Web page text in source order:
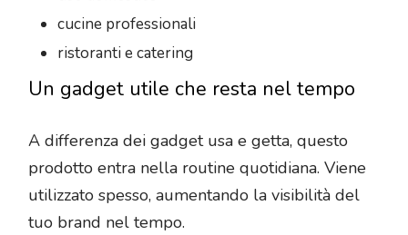
cucine professionali
ristoranti e catering
Un gadget utile che resta nel tempo
A differenza dei gadget usa e getta, questo
prodotto entra nella routine quotidiana. Viene
utilizzato spesso, aumentando la visibilità del
tuo brand nel tempo.